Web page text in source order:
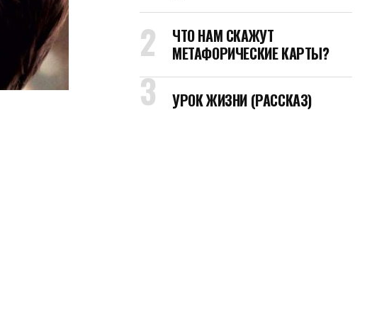
ЧТО НАМ СКАЖУТ
МЕТАФОРИЧЕСКИЕ КАРТЫ?
УРОК ЖИЗНИ (РАССКАЗ)